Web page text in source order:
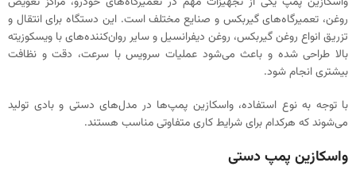
روغن، تعمیرگاه‌های گیربکس و صنایع مختلف است. این دستگاه برای انتقال و
تزریق انواع روغن گیربکس، روغن دیفرانسیل و سایر روان‌کننده‌های با ویسکوزیته
بالا طراحی شده و باعث می‌شود عملیات سرویس با سرعت، دقت و نظافت
بیشتری انجام شود.
با توجه به نوع استفاده، واسکازین پمپ‌ها در مدل‌های دستی و بادی تولید
می‌شوند که هرکدام برای شرایط کاری متفاوتی مناسب هستند.
واسکازین پمپ دستی